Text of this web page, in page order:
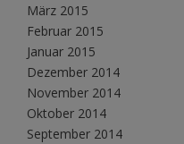
März 2015
Februar 2015
Januar 2015
Dezember 2014
November 2014
Oktober 2014
September 2014